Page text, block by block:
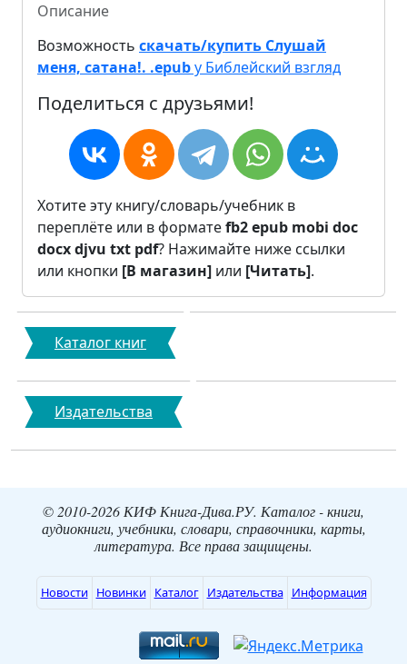
Описание
Возможность скачать/купить Слушай
меня, сатана!. .epubу Библейский взгляд
Поделиться с друзьями!
Хотите эту книгу/словарь/учебник в
переплёте или в форматеfb2epub mobi doc
docxdjvu txt pdf? Нажимайте ниже ссылки
или кнопки [В магазин] или [Читать].
Каталог книг
Издательства
© 2010-2026 КИФ Книга-Дива.РУ. Каталог - книги,
аудиокниги, учебники, словари, справочники, карты,
литература. Все права защищены.
Новости Новинки Каталог Издательства Информация